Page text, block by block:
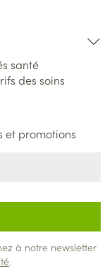
santé
des soins
et promotions
à notre newsletter
.